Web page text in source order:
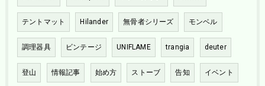
テントマット Hilander 無骨者シリーズ モンベル
調理器具 ビンテージ UNIFLAME trangia deuter
登山 情報記事 始め方 ストーブ 告知 イベント